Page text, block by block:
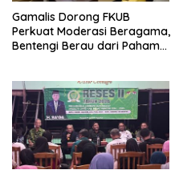
Gamalis Dorong FKUB
Perkuat Moderasi Beragama,
Bentengi Berau dari Paham